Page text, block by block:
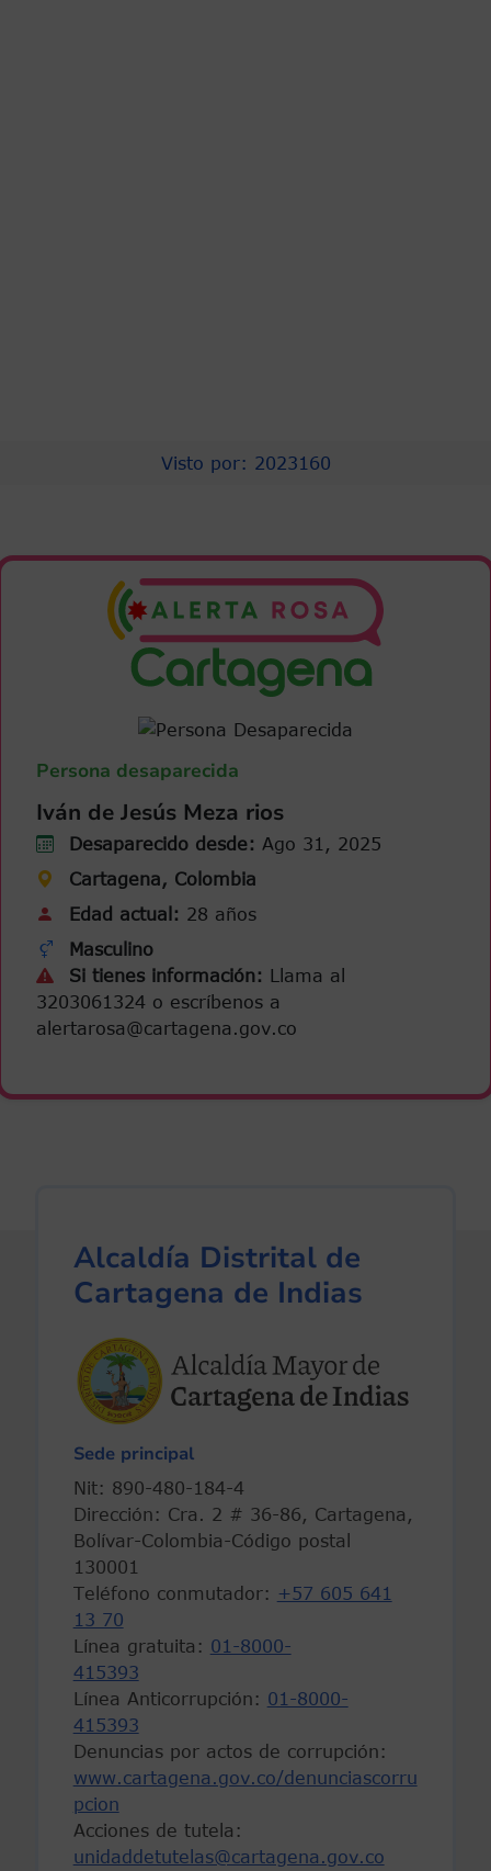
Visto por: 2023160
Persona desaparecida
Iván de Jesús Meza rios
Desaparecido desde: Ago 31, 2025
Cartagena, Colombia
Edad actual: 28 años
Masculino
Si tienes información: Llama al
3203061324 o escríbenos a
alertarosa@cartagena.gov.co
Alcaldía Distrital de
Cartagena de Indias
Sede principal
Nit: 890-480-184-4
Dirección: Cra. 2 # 36-86, Cartagena,
Bolívar-Colombia-Código postal
130001
Teléfono conmutador: +57 605 641
13 70
Línea gratuita: 01-8000-
415393
Línea Anticorrupción: 01-8000-
415393
Denuncias por actos de corrupción:
www.cartagena.gov.co/denunciascorru
pcion
Acciones de tutela:
unidaddetutelas@cartagena.gov.co